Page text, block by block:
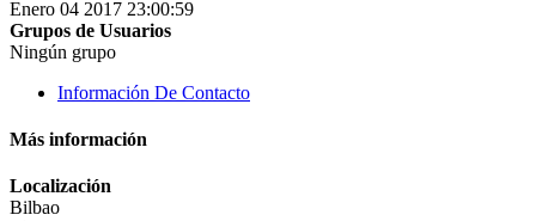
Enero 04 2017 23:00:59
Grupos de Usuarios
Ningún grupo
Información De Contacto
Más información
Localización
Bilbao